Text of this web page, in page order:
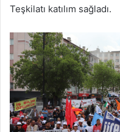
Teşkilatı katılım sağladı.